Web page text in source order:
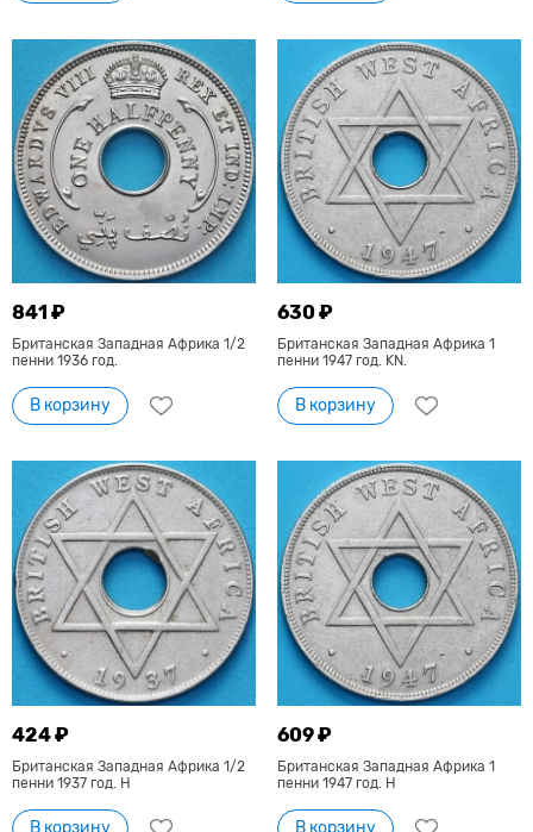
841 ₽
Британская Западная Африка 1/2
пенни 1936 год.
В корзину
630 ₽
Британская Западная Африка 1
пенни 1947 год. KN.
В корзину
424 ₽
Британская Западная Африка 1/2
пенни 1937 год. Н
В корзину
609 ₽
Британская Западная Африка 1
пенни 1947 год. H
В корзину